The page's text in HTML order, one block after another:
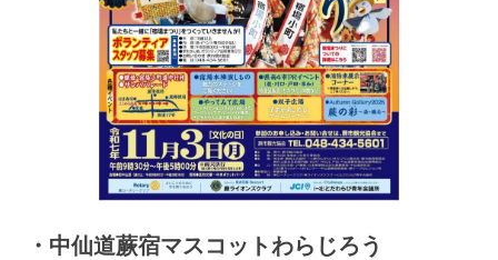
・中仙道蕨宿マスコットわらじろう